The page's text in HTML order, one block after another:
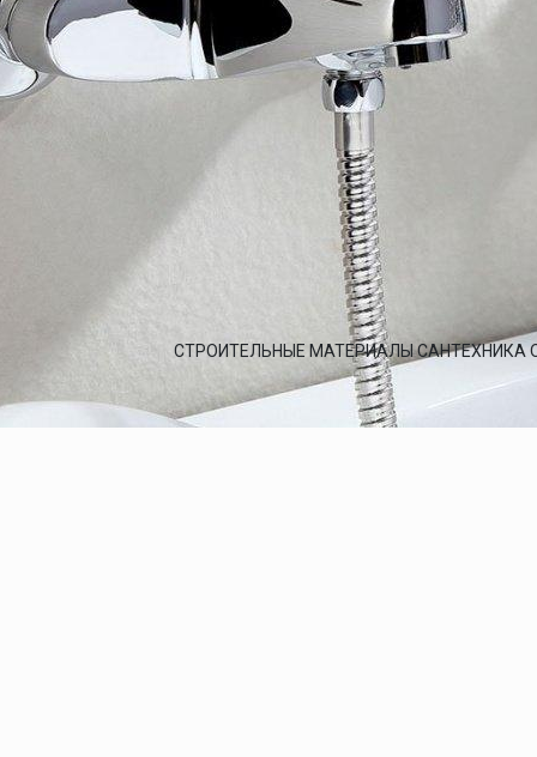
СТРОИТЕЛЬНЫЕ МАТЕРИАЛЫ САНТЕХНИКА